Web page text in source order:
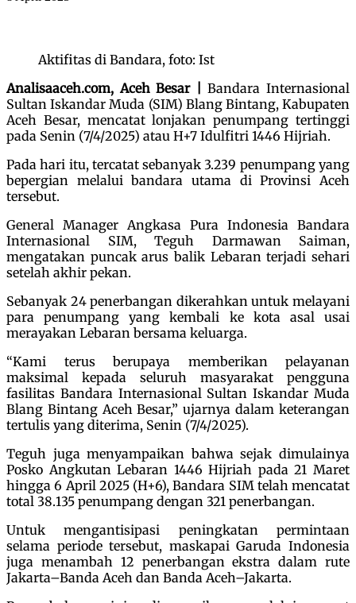
Aktifitas di Bandara, foto: Ist
Analisaaceh.com, Aceh Besar |
Bandara Internasional
Sultan Iskandar Muda (SIM) Blang Bintang, Kabupaten
Aceh Besar, mencatat lonjakan penumpang tertinggi
pada Senin (7/4/2025) atau H+7 Idulfitri 1446 Hijriah.
Pada hari itu, tercatat sebanyak 3.239 penumpang yang
bepergian melalui bandara utama di Provinsi Aceh
tersebut.
General Manager Angkasa Pura Indonesia Bandara
Internasional SIM, Teguh Darmawan Saiman,
mengatakan puncak arus balik Lebaran terjadi sehari
setelah akhir pekan.
Sebanyak 24 penerbangan dikerahkan untuk melayani
para penumpang yang kembali ke kota asal usai
merayakan Lebaran bersama keluarga.
“Kami terus berupaya memberikan pelayanan
maksimal kepada seluruh masyarakat pengguna
fasilitas Bandara Internasional Sultan Iskandar Muda
Blang Bintang Aceh Besar,” ujarnya dalam keterangan
tertulis yang diterima, Senin (7/4/2025).
Teguh juga menyampaikan bahwa sejak dimulainya
Posko Angkutan Lebaran 1446 Hijriah pada 21 Maret
hingga 6 April 2025 (H+6), Bandara SIM telah mencatat
total 38.135 penumpang dengan 321 penerbangan.
Untuk mengantisipasi peningkatan permintaan
selama periode tersebut, maskapai Garuda Indonesia
juga menambah 12 penerbangan ekstra dalam rute
Jakarta–Banda Aceh dan Banda Aceh–Jakarta.